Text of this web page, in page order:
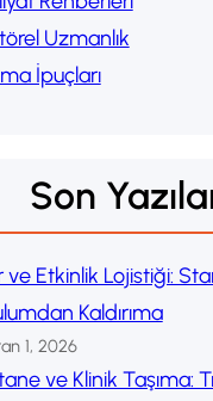
Uzmanlık
İpuçları
Son
ve Etkinlik Lojistiği:
Kaldırıma
1, 2026
ve Klinik Taşıma: